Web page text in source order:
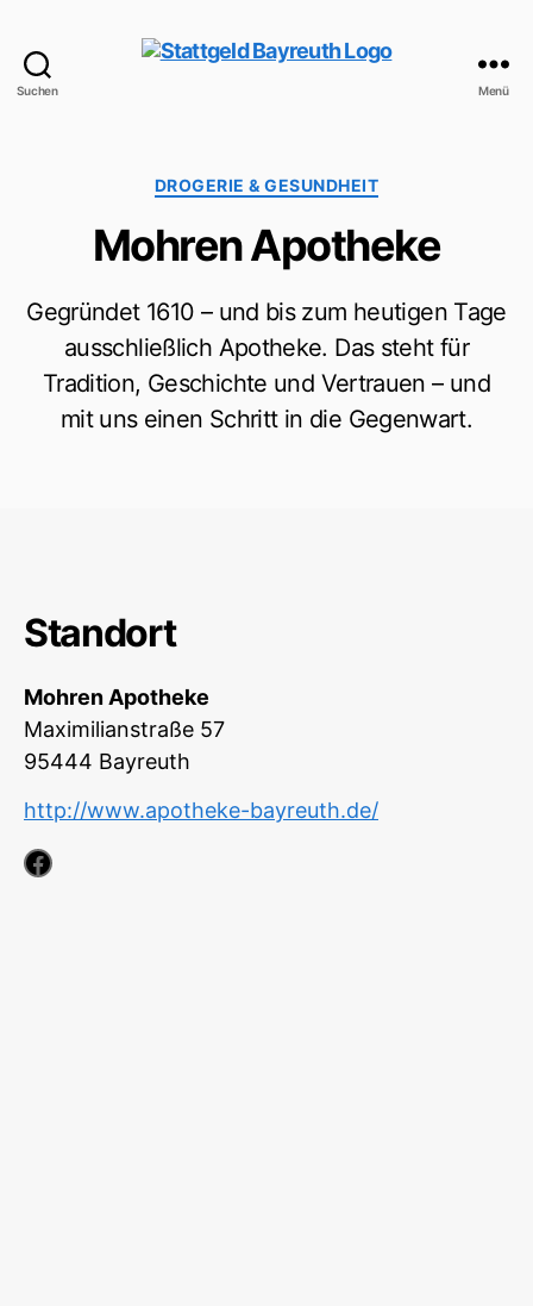
Suchen Menü
Kategorien
DROGERIE & GESUNDHEIT
Mohren Apotheke
Gegründet 1610 – und bis zum heutigen Tage
ausschließlich Apotheke. Das steht für
Tradition, Geschichte und Vertrauen – und
mit uns einen Schritt in die Gegenwart.
Standort
Mohren Apotheke
Maximilianstraße 57
95444 Bayreuth
http://www.apotheke-bayreuth.de/